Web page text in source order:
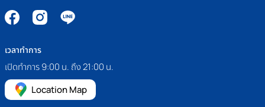
เวลาทำการ
เปิดทำการ 9:00 น. ถึง 21:00 น.
Location Map